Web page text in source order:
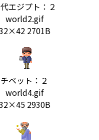
エジプト：２
world2.gif
2701B
チベット：２
world4.gif
2930B